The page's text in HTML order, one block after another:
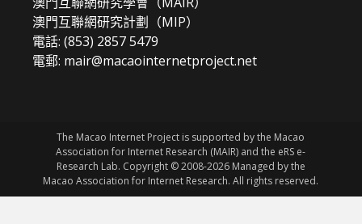
澳門互聯網研究計劃（MIP）
電話: (853) 2857 5479
電郵: mair@macaointernetproject.net
The Macao Internet Project is supported by the Macao
Association for Internet Research (MAIR) and the eRS e-
Research Lab. Copyright © 2008-2026 Managed by the
Macao Association for Internet Research. All rights reserved.